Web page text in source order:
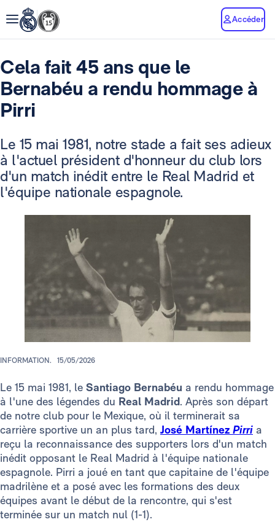
Accéder
Cela fait 45 ans que le
Bernabéu a rendu hommage à
Pirri
Le 15 mai 1981, notre stade a fait ses adieux
à l'actuel président d'honneur du club lors
d'un match inédit entre le Real Madrid et
l'équipe nationale espagnole.
INFORMATION. 15/05/2026
Le 15 mai 1981, le Santiago Bernabéu a rendu hommage
à l'une des légendes du Real Madrid. Après son départ
de notre club pour le Mexique, où il terminerait sa
carrière sportive un an plus tard, José Martínez Pirri a
reçu la reconnaissance des supporters lors d'un match
inédit opposant le Real Madrid à l'équipe nationale
espagnole. Pirri a joué en tant que capitaine de l'équipe
madrilène et a posé avec les formations des deux
équipes avant le début de la rencontre, qui s'est
terminée sur un match nul (1-1).